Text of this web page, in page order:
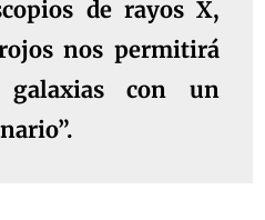
de rayos X,
nos permitirá
galaxias con un